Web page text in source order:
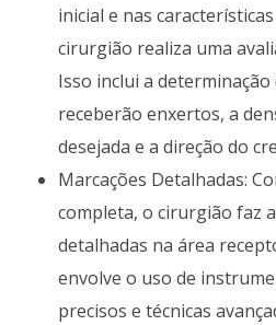
inicial e nas
cirurgião realiza uma
Isso inclui a determinação
receberão enxertos, a
desejada e a direção do
Marcações Detalhadas:
completa, o cirurgião faz
detalhadas na área
envolve o uso de
precisos e técnicas